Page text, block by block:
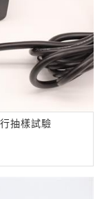
抽樣試驗